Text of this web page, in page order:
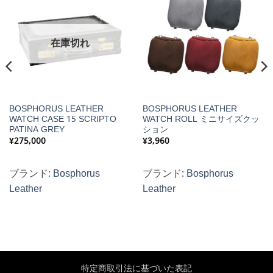
在庫切れ
BOSPHORUS LEATHER
WATCH CASE 15 SCRIPTO
PATINA GREY
¥275,000
ブランド: Bosphorus
Leather
BOSPHORUS LEATHER
WATCH ROLL ミニサイズクッ
ション
¥3,960
ブランド: Bosphorus
Leather
特定商取引法に基づいた表記